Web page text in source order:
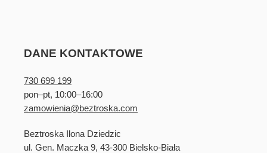
DANE KONTAKTOWE
730 699 199
pon–pt, 10:00–16:00
zamowienia@beztroska.com
Beztroska Ilona Dziedzic
ul. Gen. Maczka 9, 43-300 Bielsko-Biała